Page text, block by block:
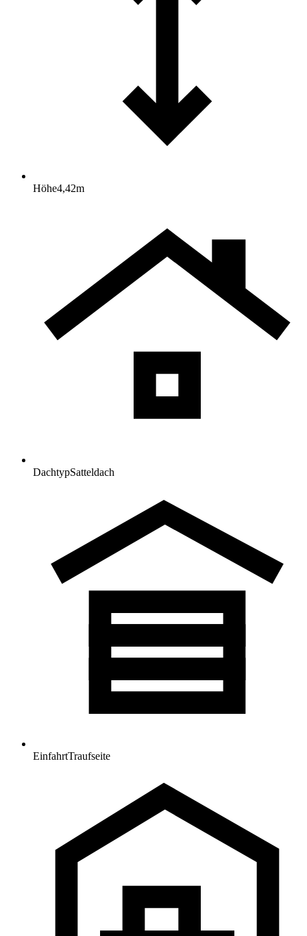
Höhe4,42m
DachtypSatteldach
EinfahrtTraufseite